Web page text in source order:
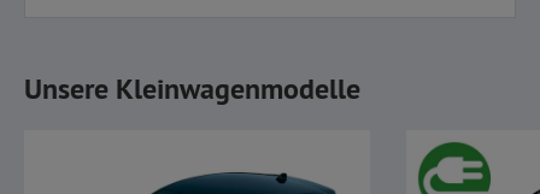
Unsere Kleinwagenmodelle